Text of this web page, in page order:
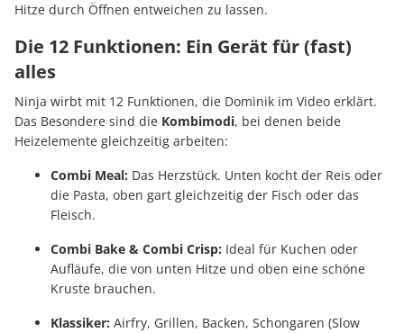
Hitze durch Öffnen entweichen zu lassen.
Die 12 Funktionen: Ein Gerät für (fast)
alles
Ninja wirbt mit 12 Funktionen, die Dominik im Video erklärt.
Das Besondere sind die Kombimodi, bei denen beide
Heizelemente gleichzeitig arbeiten:
Combi Meal: Das Herzstück. Unten kocht der Reis oder
die Pasta, oben gart gleichzeitig der Fisch oder das
Fleisch.
Combi Bake & Combi Crisp: Ideal für Kuchen oder
Aufläufe, die von unten Hitze und oben eine schöne
Kruste brauchen.
Klassiker: Airfry, Grillen, Backen, Schongaren (Slow